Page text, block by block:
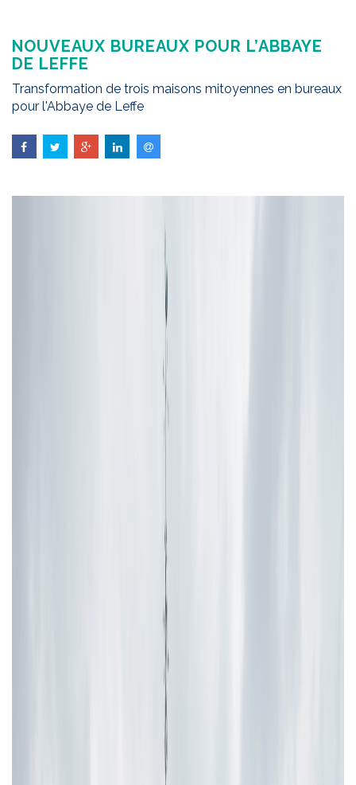
NOUVEAUX BUREAUX POUR L’ABBAYE
DE LEFFE
Transformation de trois maisons mitoyennes en bureaux
pour l'Abbaye de Leffe